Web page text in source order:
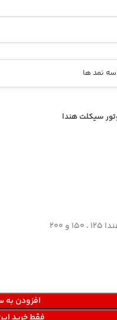
نمد ها
سیکلت هندا
200
افزودن به
فقط خرید